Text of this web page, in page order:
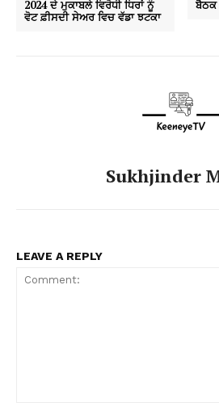
2024 ਦੇ ਮੁਕਾਬਲੇ ਵਿਰੋਧੀ ਧਿਰਾਂ ਨੂੰ
ਵੋਟ ਫ਼ੀਸਦੀ ਸੇਅਰ ਵਿਚ ਵੱਡਾ ਝਟਕਾ
ਬੈਠਕ
Sukhjinder
LEAVE A REPLY